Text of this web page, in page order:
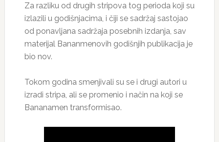
Za razliku od drugih stripova tog perioda koji su
izlazili u godišnjacima, i čiji se sadržaj sastojao
od ponavljana sadržaja posebnih izdanja, sav
materijal Bananmenovih godišnjih publikacija je
bio nov.
Tokom godina smenjivali su se i drugi autori u
izradi stripa, ali se promenio i način na koji se
Bananamen transformisao.